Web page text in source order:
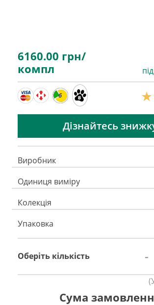
6160.00 грн/
компл
6
Дізнайтесь
Виробник
Одиниця виміру
Колекція
Упаковка
Оберіть кількість -
(
Сума